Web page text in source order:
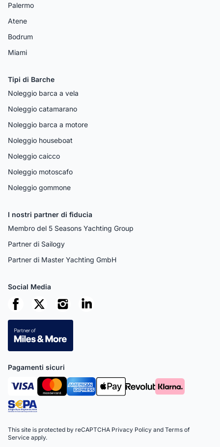
Palermo
Atene
Bodrum
Miami
Tipi di Barche
Noleggio barca a vela
Noleggio catamarano
Noleggio barca a motore
Noleggio houseboat
Noleggio caicco
Noleggio motoscafo
Noleggio gommone
I nostri partner di fiducia
Membro del 5 Seasons Yachting Group
Partner di Sailogy
Partner di Master Yachting GmbH
Social Media
Pagamenti sicuri
This site is protected by reCAPTCHA Privacy Policy and Terms of
Service apply.